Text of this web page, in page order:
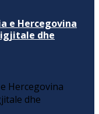
e Hercegovina
dhe
Hercegovina
dhe